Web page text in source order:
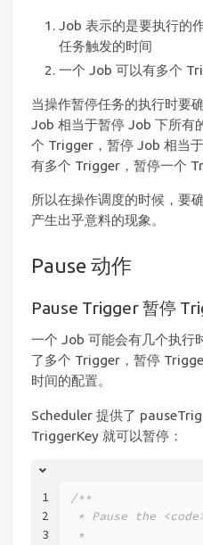
Job 表示的是要执行的
任务触发的时间
一个 Job 可以有多个
当操作暂停任务的执行时要
Job 相当于暂停 Job 下所有
个 Trigger，暂停 Job 相当
有多个 Trigger，暂停一个
所以在操作调度的时候，要
产生出乎意料的现象。
Pause 动作
Pause Trigger 暂停
一个 Job 可能会有几个执行
了多个 Trigger，暂停
时间的配置。
Scheduler 提供了
TriggerKey 就可以暂停：
1
2
3
/**
* Pause the
*